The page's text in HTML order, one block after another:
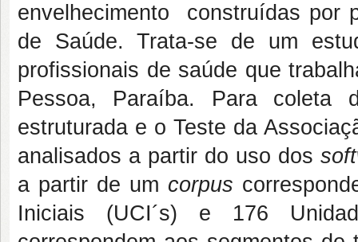
envelhecimento construídas por
de Saúde. Trata-se de um
profissionais de saúde que
Pessoa, Paraíba. Para coleta
estruturada e o Teste da
analisados a partir do uso dos
a partir de um corpus
Iniciais (UCI´s) e 176